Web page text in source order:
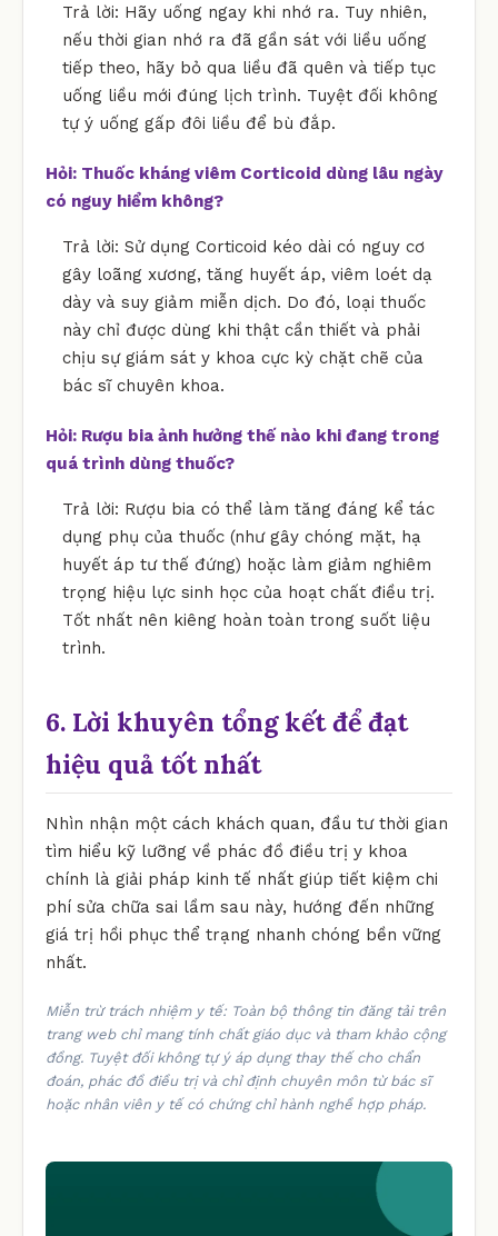
Trả lời: Hãy uống ngay khi nhớ ra. Tuy nhiên,
nếu thời gian nhớ ra đã gần sát với liều uống
tiếp theo, hãy bỏ qua liều đã quên và tiếp tục
uống liều mới đúng lịch trình. Tuyệt đối không
tự ý uống gấp đôi liều để bù đắp.
Hỏi: Thuốc kháng viêm Corticoid dùng lâu ngày
có nguy hiểm không?
Trả lời: Sử dụng Corticoid kéo dài có nguy cơ
gây loãng xương, tăng huyết áp, viêm loét dạ
dày và suy giảm miễn dịch. Do đó, loại thuốc
này chỉ được dùng khi thật cần thiết và phải
chịu sự giám sát y khoa cực kỳ chặt chẽ của
bác sĩ chuyên khoa.
Hỏi: Rượu bia ảnh hưởng thế nào khi đang trong
quá trình dùng thuốc?
Trả lời: Rượu bia có thể làm tăng đáng kể tác
dụng phụ của thuốc (như gây chóng mặt, hạ
huyết áp tư thế đứng) hoặc làm giảm nghiêm
trọng hiệu lực sinh học của hoạt chất điều trị.
Tốt nhất nên kiêng hoàn toàn trong suốt liệu
trình.
6. Lời khuyên tổng kết để đạt
hiệu quả tốt nhất
Nhìn nhận một cách khách quan, đầu tư thời gian
tìm hiểu kỹ lưỡng về phác đồ điều trị y khoa
chính là giải pháp kinh tế nhất giúp tiết kiệm chi
phí sửa chữa sai lầm sau này, hướng đến những
giá trị hồi phục thể trạng nhanh chóng bền vững
nhất.
Miễn trừ trách nhiệm y tế: Toàn bộ thông tin đăng tải trên
trang web chỉ mang tính chất giáo dục và tham khảo cộng
đồng. Tuyệt đối không tự ý áp dụng thay thế cho chẩn
đoán, phác đồ điều trị và chỉ định chuyên môn từ bác sĩ
hoặc nhân viên y tế có chứng chỉ hành nghề hợp pháp.